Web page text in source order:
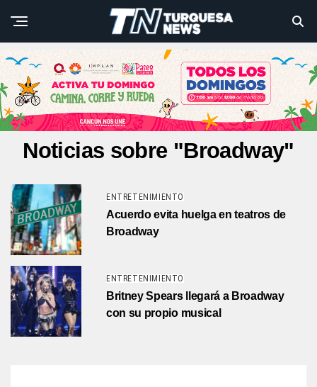
Noticias sobre "Broadway"
ENTRETENIMIENTO
Acuerdo evita huelga en teatros de
Broadway
ENTRETENIMIENTO
Britney Spears llegará a Broadway
con su propio musical